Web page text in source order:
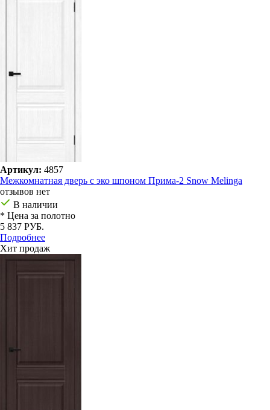
Артикул: 4857
Межкомнатная дверь с эко шпоном Прима-2 Snow Melinga
отзывов нет
В наличии
* Цена за полотно
5 837 РУБ.
Подробнее
Хит продаж